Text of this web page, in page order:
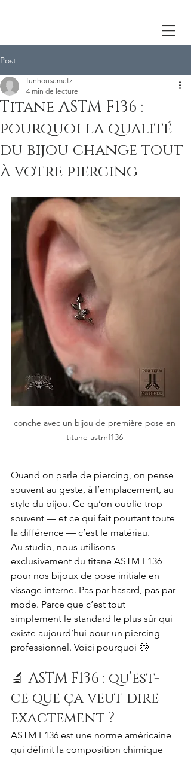
Post
Titane ASTM F136 :
pourquoi la qualité
du bijou change tout
à votre piercing
funhousemetz
4 min de lecture
conche avec un bijou de première pose en
titane astmf136
Quand on parle de piercing, on pense
souvent au geste, à l’emplacement, au
style du bijou. Ce qu’on oublie trop
souvent — et ce qui fait pourtant toute
la différence — c’est le matériau.
Au studio, nous utilisons
exclusivement du titane ASTM F136
pour nos bijoux de pose initiale en
vissage interne. Pas par hasard, pas par
mode. Parce que c’est tout
simplement le standard le plus sûr qui
existe aujourd’hui pour un piercing
professionnel. Voici pourquoi 🤓
🔬 ASTM F136 : qu’est-
ce que ça veut dire
exactement ?
ASTM F136 est une norme américaine
qui définit la composition chimique